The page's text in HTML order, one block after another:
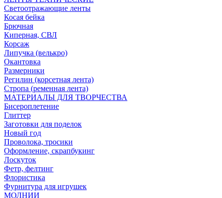
Светоотражающие ленты
Косая бейка
Брючная
Киперная, СВЛ
Корсаж
Липучка (велькро)
Окантовка
Размерники
Регилин (корсетная лента)
Стропа (ременная лента)
МАТЕРИАЛЫ ДЛЯ ТВОРЧЕСТВА
Бисероплетение
Глиттер
Заготовки для поделок
Новый год
Проволока, тросики
Оформление, скрапбукинг
Лоскуток
Фетр, фелтинг
Флористика
Фурнитура для игрушек
МОЛНИИ